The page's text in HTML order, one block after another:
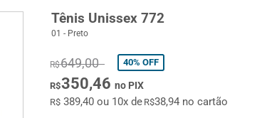
Tênis Unissex 772
01 - Preto
R$649,00 40% OFF
R$350,46no PIX
R$ 389,40 ou 10x deR$38,94 no cartão